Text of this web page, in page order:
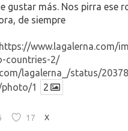
gustar más. Nos pirra ese
de siempre
https://www.lagalerna.com/
countries-2/
lagalerna_/status/
1
2
17 X